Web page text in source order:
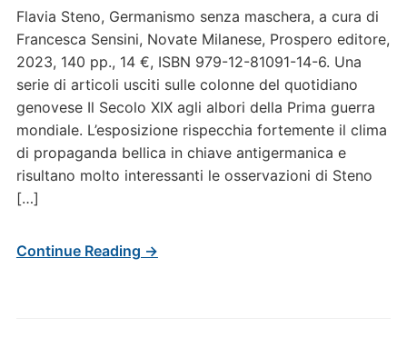
Flavia Steno, Germanismo senza maschera, a cura di
Francesca Sensini, Novate Milanese, Prospero editore,
2023, 140 pp., 14 €, ISBN 979-12-81091-14-6. Una
serie di articoli usciti sulle colonne del quotidiano
genovese Il Secolo XIX agli albori della Prima guerra
mondiale. L’esposizione rispecchia fortemente il clima
di propaganda bellica in chiave antigermanica e
risultano molto interessanti le osservazioni di Steno
[…]
Continue Reading →